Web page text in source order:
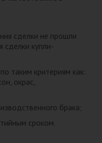
сделки не прошли
сделки купли-
таким критериям как:
окрас,
брака;
сроком.